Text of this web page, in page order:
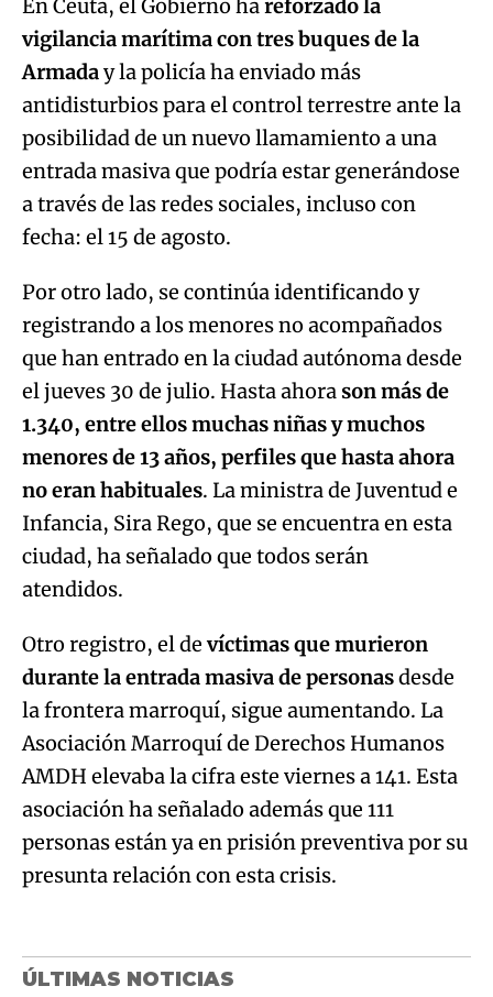
En Ceuta, el Gobierno hareforzado la
vigilancia marítima con tres buques de la
Armaday la policía ha enviado más
antidisturbios para el control terrestre ante la
posibilidad de un nuevo llamamiento a una
entrada masiva que podría estar generándose
a través de las redes sociales, incluso con
fecha: el 15 de agosto.
Por otro lado, se continúa identificando y
registrando a los menores no acompañados
que han entrado en la ciudad autónoma desde
el jueves 30 de julio. Hasta ahorason más de
1.340, entre ellos muchas niñas y muchos
menores de 13 años, perfiles que hasta ahora
no eran habituales. La ministra de Juventud e
Infancia, Sira Rego, que se encuentra en esta
ciudad, ha señalado que todos serán
atendidos.
Otro registro, el devíctimas que murieron
durante la entrada masiva de personasdesde
la frontera marroquí, sigue aumentando. La
Asociación Marroquí de Derechos Humanos
AMDH elevaba la cifra este viernes a 141. Esta
asociación ha señalado además que 111
personas están ya en prisión preventiva por su
presunta relación con esta crisis.
ÚLTIMAS NOTICIAS